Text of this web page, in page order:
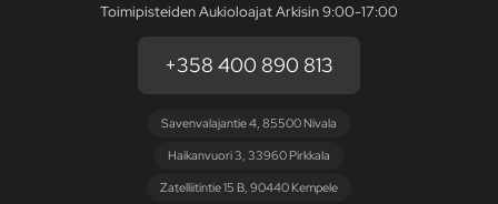
Toimipisteiden Aukioloajat Arkisin 9:00-17:00
+358 400 890 813
Savenvalajantie 4, 85500 Nivala
Haikanvuori 3, 33960 Pirkkala
Zatelliitintie 15 B, 90440 Kempele